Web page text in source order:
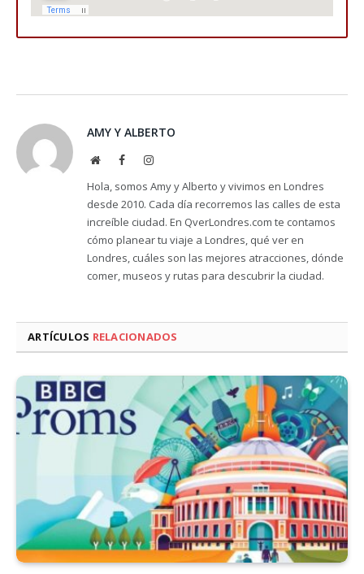
AMY Y ALBERTO
WebsiteFacebookInstagram
Hola, somos Amy y Alberto y vivimos en Londres
desde 2010. Cada día recorremos las calles de esta
increíble ciudad. En QverLondres.com te contamos
cómo planear tu viaje a Londres, qué ver en
Londres, cuáles son las mejores atracciones, dónde
comer, museos y rutas para descubrir la ciudad.
ARTÍCULOS RELACIONADOS